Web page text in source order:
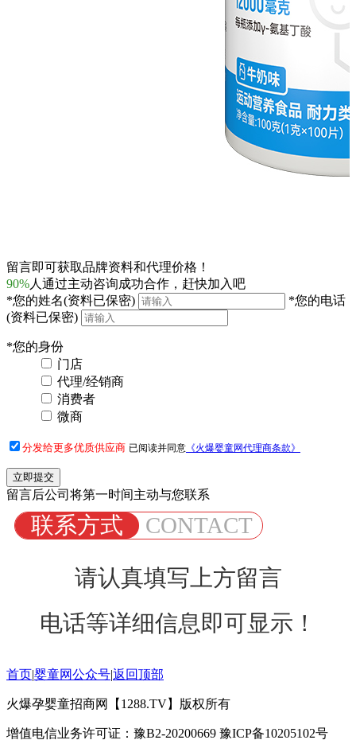
留言即可获取品牌资料和代理价格！
90%人通过主动咨询成功合作，赶快加入吧
*您的姓名(资料已保密) *您的电话
(资料已保密)
*您的身份
门店
代理/经销商
消费者
微商
分发给更多优质供应商 已阅读并同意 《火爆婴童网代理商条款》
留言后公司将第一时间主动与您联系
联系方式 CONTACT
请认真填写上方留言
电话等详细信息即可显示！
首页|婴童网公众号|返回顶部
火爆孕婴童招商网【1288.TV】版权所有
增值电信业务许可证：豫B2-20200669 豫ICP备10205102号